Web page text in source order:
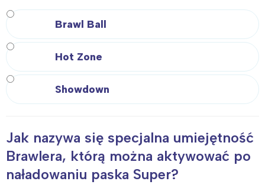
Brawl Ball
Hot Zone
Showdown
Jak nazywa się specjalna umiejętność
Brawlera, którą można aktywować po
naładowaniu paska Super?